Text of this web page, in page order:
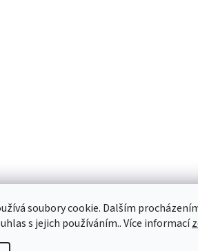
soubory cookie. Dalším
s jejich používáním.. Více informací